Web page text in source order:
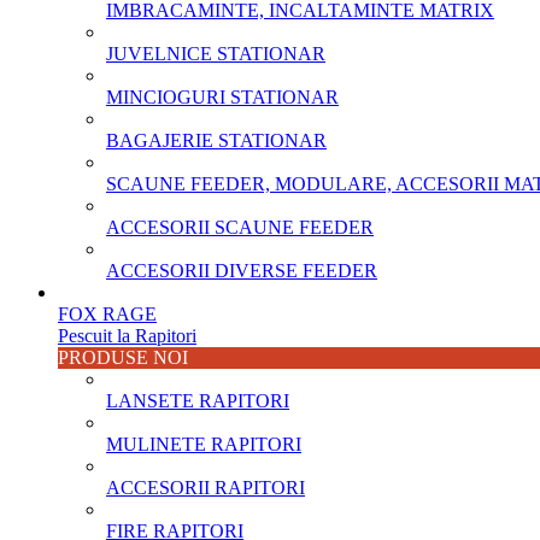
IMBRACAMINTE, INCALTAMINTE MATRIX
JUVELNICE STATIONAR
MINCIOGURI STATIONAR
BAGAJERIE STATIONAR
SCAUNE FEEDER, MODULARE, ACCESORII
ACCESORII SCAUNE FEEDER
ACCESORII DIVERSE FEEDER
FOX RAGE
Pescuit la Rapitori
PRODUSE NOI
LANSETE RAPITORI
MULINETE RAPITORI
ACCESORII RAPITORI
FIRE RAPITORI